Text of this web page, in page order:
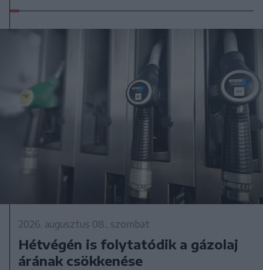
2026. augusztus 08., szombat
Hétvégén is folytatódik a gázolaj
árának csökkenése